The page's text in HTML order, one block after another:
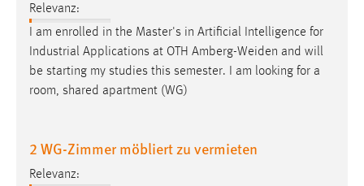
Relevanz:
I am enrolled in the Master's in Artificial Intelligence for
Industrial Applications at OTH Amberg-Weiden and will
be starting my studies this semester. I am looking for a
room, shared apartment (WG)
2 WG-Zimmer möbliert zu vermieten
Relevanz:
24 Stunden
STATISTIK
Statistik Cookies erfassen Informationen anonym.
Matomo